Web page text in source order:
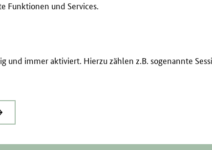
Funktionen und Services.
immer aktiviert. Hierzu zählen z.B. sogenannte